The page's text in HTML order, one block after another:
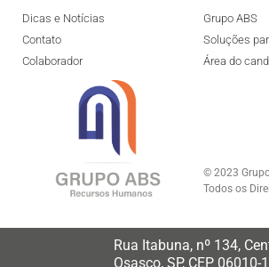
© 2023
Todos os
Grupo ABS
Soluções
Área do
Dicas e Notícias
Contato
Colaborador
Rua Itabuna, nº 134,
Osasco, SP, CEP 06010-